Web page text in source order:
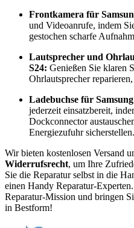
Frontkamera für
und Videoanrufe, indem
gestochen scharfe
Lautsprecher und
S24: Genießen Sie klaren
Ohrlautsprecher
Ladebuchse für
jederzeit einsatzbereit,
Dockconnector
Energiezufuhr sicherstellen.
Wir bieten kostenlosen Versand
Widerrufsrecht, um Ihre
Sie die Reparatur selbst in die
einen Handy Reparatur-
Reparatur-Mission und bringen
in Bestform!